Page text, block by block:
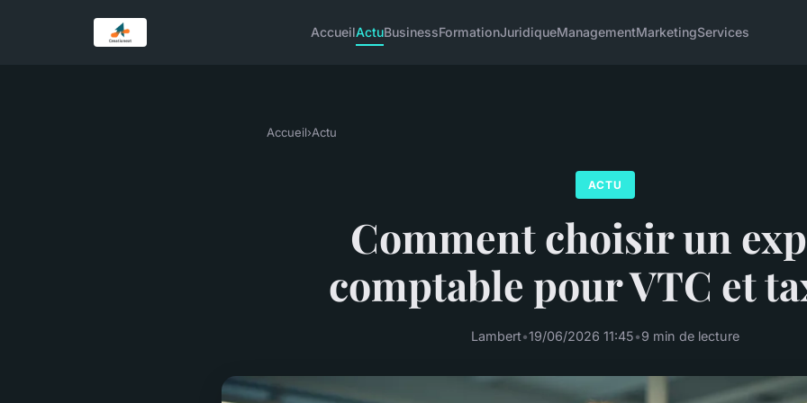
AccueilActuBusinessFormationJuridiqueManagementMarketingServices
Accueil›Actu
ACTU
Comment choisir un
comptable pour VTC et
Lambert•19/06/2026 11:45•9 min de lecture